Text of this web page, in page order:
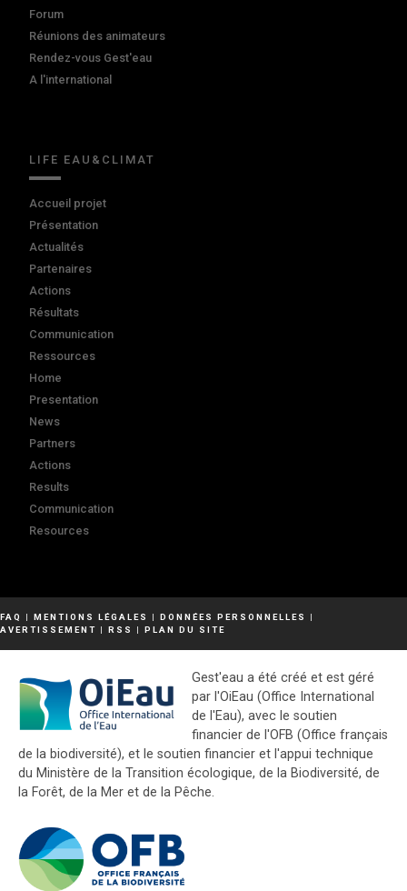
Forum
Réunions des animateurs
Rendez-vous Gest'eau
A l'international
LIFE EAU&CLIMAT
Accueil projet
Présentation
Actualités
Partenaires
Actions
Résultats
Communication
Ressources
Home
Presentation
News
Partners
Actions
Results
Communication
Resources
FAQ | MENTIONS LÉGALES | DONNÉES PERSONNELLES
|
AVERTISSEMENT | RSS | PLAN DU SITE
Gest'eau a été créé et est géré
par l'OiEau (Office International
de l'Eau), avec le soutien
financier de l'OFB (Office français
de la biodiversité), et le soutien financier et l'appui technique
du Ministère de la Transition écologique, de la Biodiversité, de
la Forêt, de la Mer et de la Pêche.